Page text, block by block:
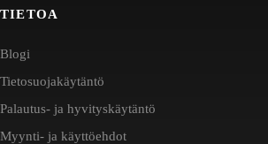
TIETOA
Blogi
Tietosuojakäytäntö
Palautus- ja hyvityskäytäntö
Myynti- ja käyttöehdot